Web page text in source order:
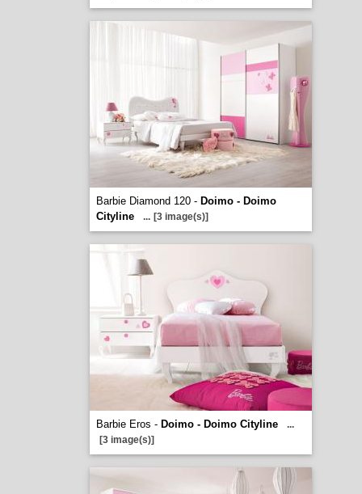
Barbie Diamond 120 - Doimo - Doimo
Cityline
... [3 image(s)]
Barbie Eros - Doimo - Doimo Cityline
...
[3 image(s)]